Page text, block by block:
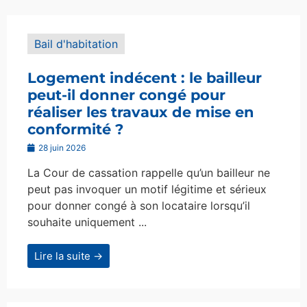
Bail d'habitation
Logement indécent : le bailleur
peut-il donner congé pour
réaliser les travaux de mise en
conformité ?
28 juin 2026
La Cour de cassation rappelle qu’un bailleur ne
peut pas invoquer un motif légitime et sérieux
pour donner congé à son locataire lorsqu’il
souhaite uniquement ...
Lire la suite →